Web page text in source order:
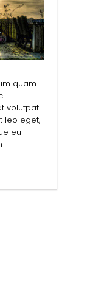
quam
volutpat.
leo eget,
eu